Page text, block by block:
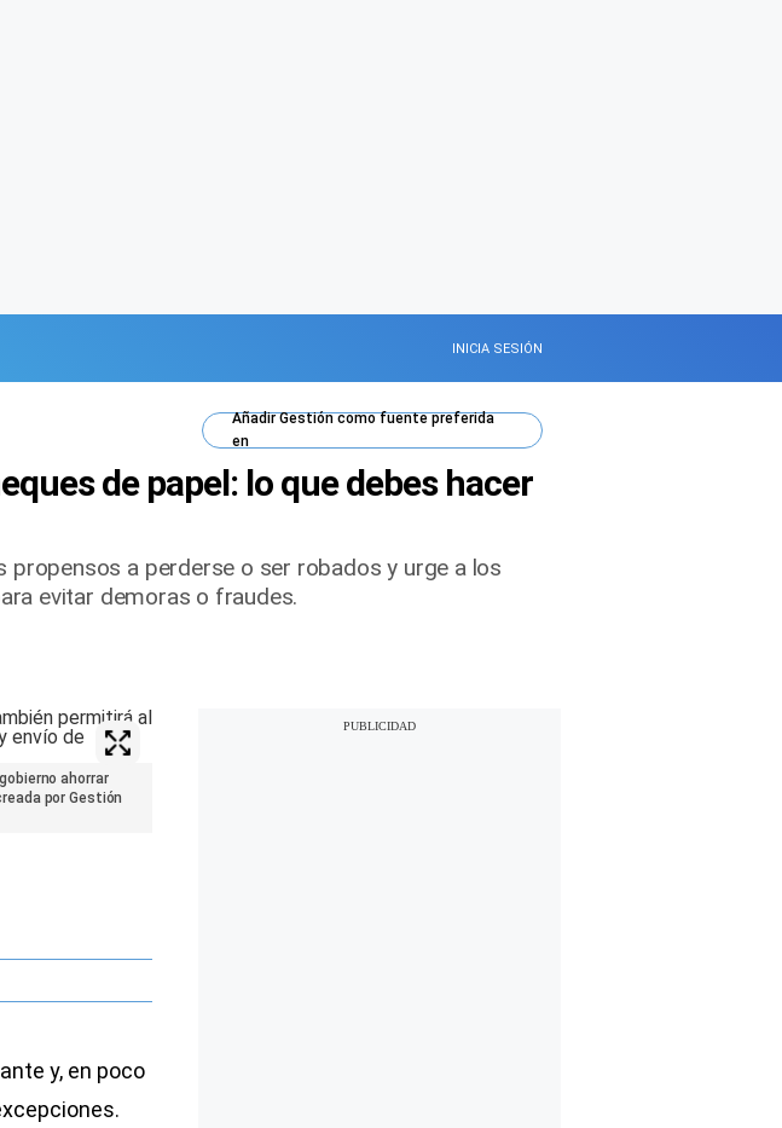
INICIA SESIÓN
AñadirGestióncomo fuente preferida
en
de papel: lo que debes hacer
a perderse o ser robados y urge a los
evitar demoras o fraudes.
ahorrar
por Gestión
y, en poco